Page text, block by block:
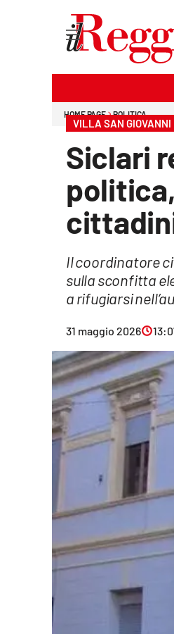
Economia e lavoro
Streaming
HOME PAGE POLITICA
VILLA SAN GIOVANNI
Siclari
Il coordinatore
sulla sconfitta
a rifugiarsi
31 maggio 2026